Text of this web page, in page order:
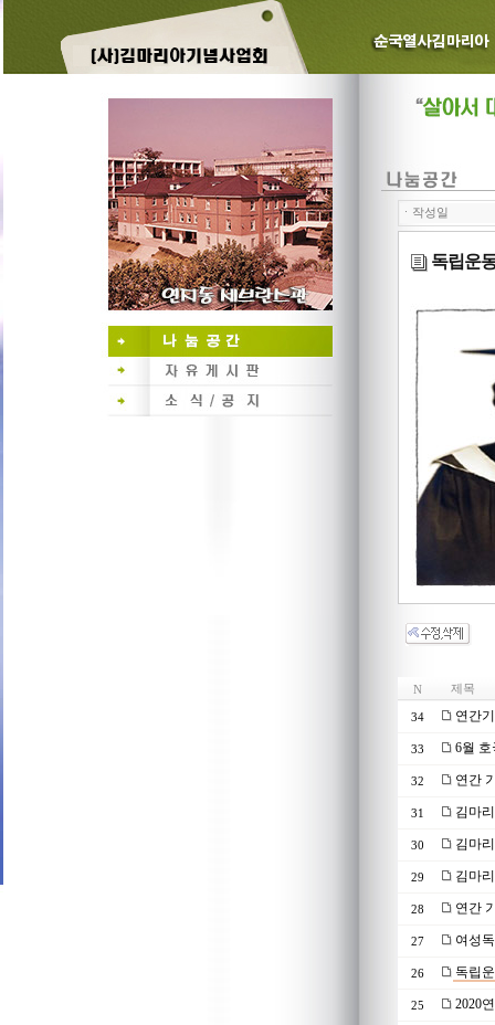
ㆍ작성일
독립운
N 제목
34 연간
33 6월
32 연간
31 김마
30 김마
29 김마
28 연간
27 여성
26 독립
25 2020